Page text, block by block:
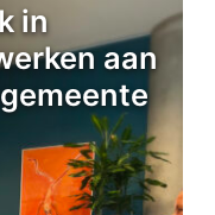
in
aan